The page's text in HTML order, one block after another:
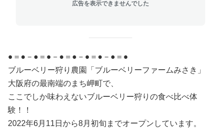
広告を表示できませんでした
●＝●－●＝●－●＝●－●＝●－●＝●
ブルーベリー狩り農園「ブルーベリーファームみさき」
大阪府の最南端のまち岬町で、
ここでしか味わえないブルーベリー狩りの食べ比べ体
験！！
2022年6月11日から8月初旬までオープンしています。